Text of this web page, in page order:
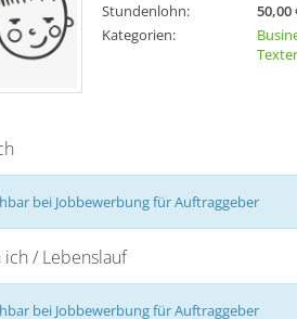
Stundenlohn:
50,00
Kategorien:
bei Jobbewerbung für Auftraggeber
ich / Lebenslauf
bei Jobbewerbung für Auftraggeber